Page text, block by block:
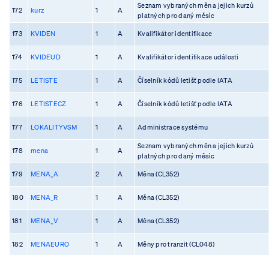
172 kurz 1 A
Seznam vybraných měn a jejich kurzů
platných pro daný měsíc
173 KVIDEN 1 A Kvalifikátor identifikace
174 KVIDEUD 1 A Kvalifikátor identifikace události
175 LETISTE 1 A Číselník kódů letišť podle IATA
176 LETISTECZ 1 A Číselník kódů letišť podle IATA
177 LOKALITYVSM 1 A Administrace systému
178 mena 1 A
Seznam vybraných měn a jejich kurzů
platných pro daný měsíc
179 MENA_A 2 A Měna (CL352)
180 MENA_R 1 A Měna (CL352)
181 MENA_V 1 A Měna (CL352)
182 MENAEURO 1 A Měny pro tranzit (CL048)